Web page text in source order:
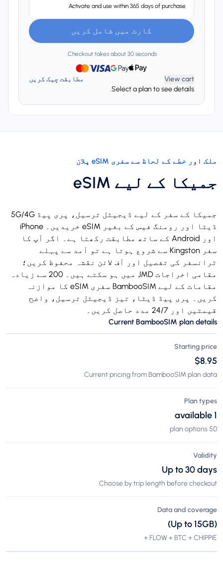
Activate and use within 365 days of purchase.
کارٹ میں شامل کریں
Checkout takes about 30 seconds.
View cart
مطابقت چیک کریں
Select a plan to see details.
ملک اور خطے کے لحاظ سے سفری eSIM پلان
جمیکا کے لیے eSIM
جمیکا کے سفر کے لیے ڈیجیٹل ترسیل، پری پیڈ 5G/4G
ڈیٹا اور رومنگ فیس کے بغیر eSIM خریدیں۔ iPhone
اور Android کے ساتھ مطابقت رکھتا ہے۔ اگر آپ کا
سفر Kingston سے شروع ہوتا ہے تو آمد سے پہلے
ٹرانسفر کی تفصیل اور آف لائن نقشہ محفوظ کریں؛
مقامی اخراجات JMD میں ہو سکتے ہیں۔ 200 سے زیادہ
مقامات کے لیے BambooSIM سفری eSIM کا موازنہ
کریں۔ پری پیڈ ڈیٹا، تیز ڈیجیٹل ترسیل، واضح
قیمتیں اور 24/7 مدد حاصل کریں۔
Current BambooSIM plan details
Starting price
$8.95
Current pricing from BambooSIM plan data.
Plan types
1 available
50 plan options
Validity
Up to 30 days
Choose by trip length before checkout.
Data and coverage
(Up to 15GB)
FLOW + BTC + CHIPPIE +